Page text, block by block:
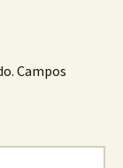
Campos